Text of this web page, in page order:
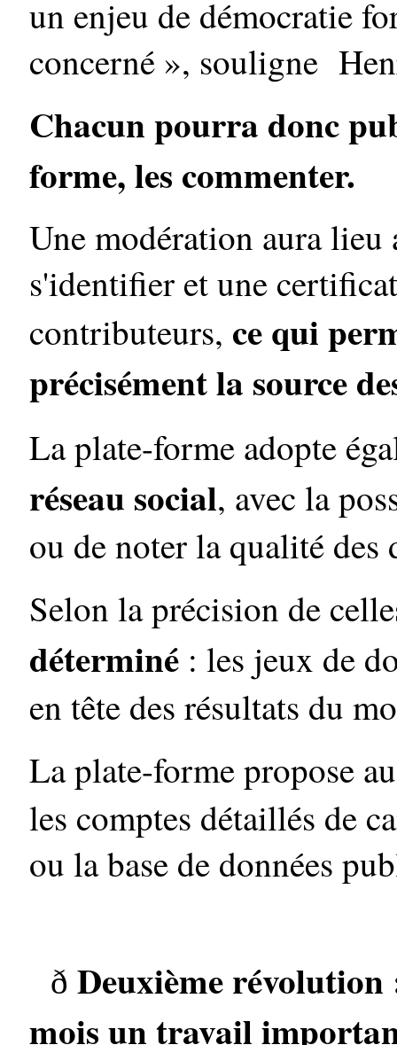
un enjeu de démocratie
concerné », souligne
Chacun pourra donc
forme, les commenter.
Une modération aura
s'identifier et une
contributeurs, ce qui
précisément la source
La plate-forme adopte
réseau social, avec la
ou de noter la qualité des
Selon la précision de
déterminé : les jeux de
en tête des résultats du
La plate-forme propose
les comptes détaillés de
ou la base de données
ð Deuxième révolution
mois un travail